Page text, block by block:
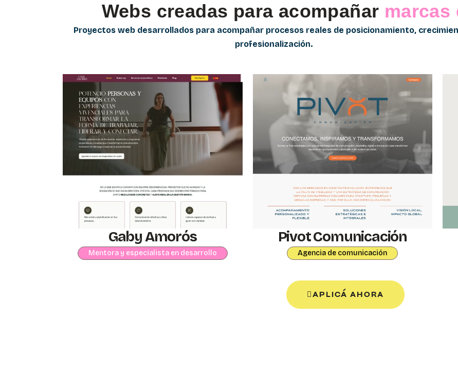
Webs creadas para acompañar marcas
Proyectos web desarrollados para acompañar procesos reales de posicionamiento,
profesionalización.
Gaby Amorós
Mentora y especialista en desarrollo
Pivot Comunicación
Agencia de comunicación
APLICÁ AHORA